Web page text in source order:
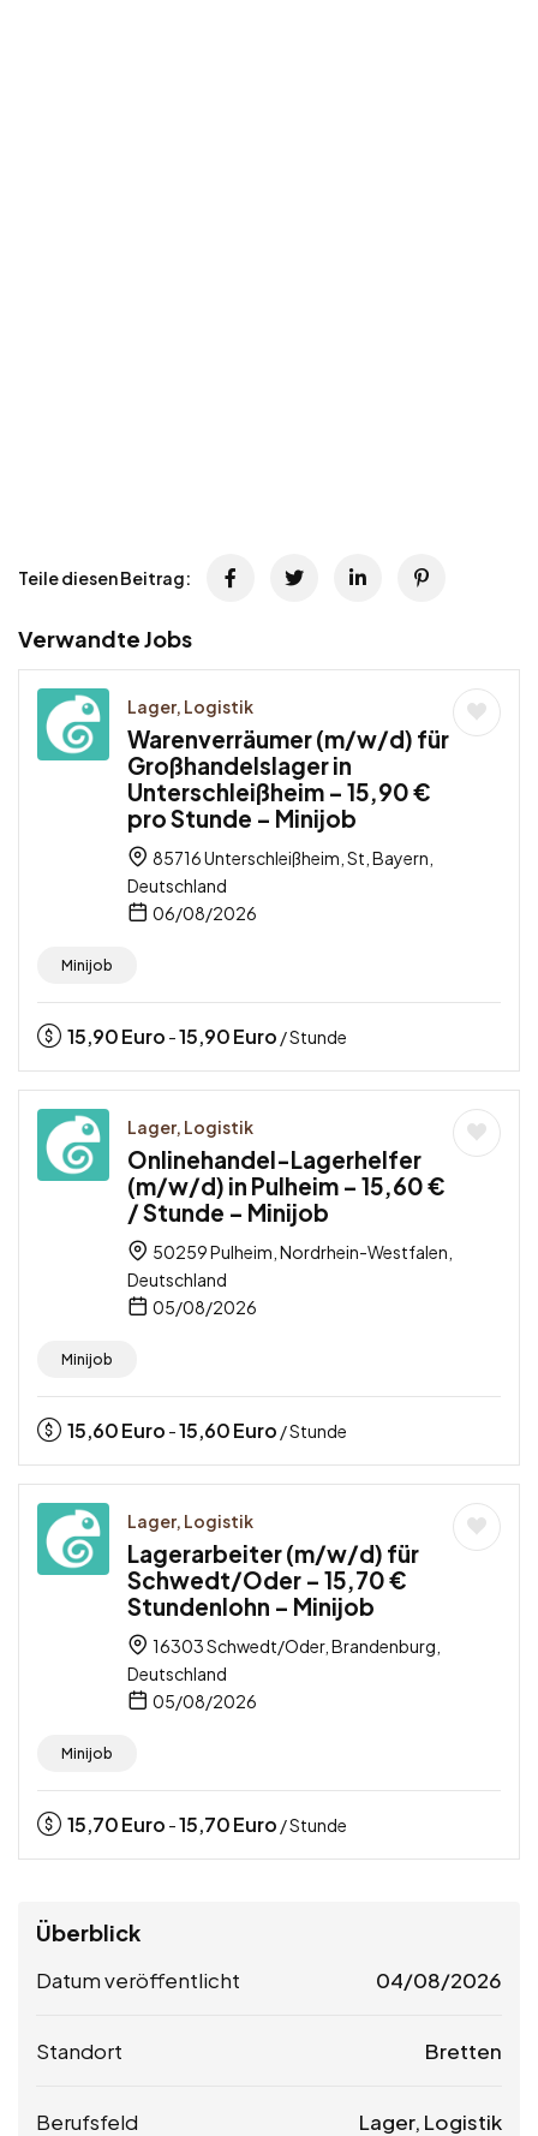
Teile diesen Beitrag:
Verwandte Jobs
Lager, Logistik
Warenverräumer (m/w/d) für
Großhandelslager in
Unterschleißheim – 15,90 €
pro Stunde – Minijob
85716 Unterschleißheim, St, Bayern,
Deutschland
06/08/2026
Minijob
15,90Euro -15,90Euro / Stunde
Lager, Logistik
Onlinehandel-Lagerhelfer
(m/w/d) in Pulheim – 15,60 €
/ Stunde – Minijob
50259 Pulheim, Nordrhein-Westfalen,
Deutschland
05/08/2026
Minijob
15,60Euro -15,60Euro / Stunde
Lager, Logistik
Lagerarbeiter (m/w/d) für
Schwedt/Oder – 15,70 €
Stundenlohn – Minijob
16303 Schwedt/Oder, Brandenburg,
Deutschland
05/08/2026
Minijob
15,70Euro -15,70Euro / Stunde
Überblick
Datum veröffentlicht 04/08/2026
Standort Bretten
Berufsfeld Lager, Logistik